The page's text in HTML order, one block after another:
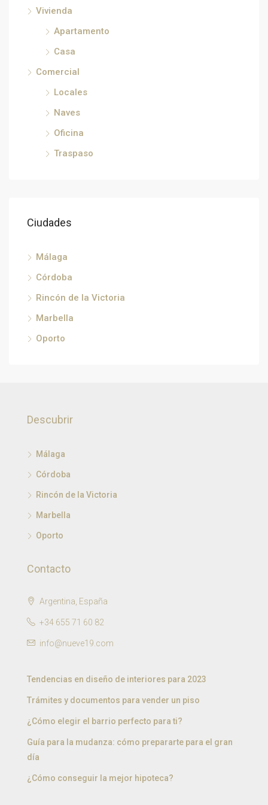
Vivienda
Apartamento
Casa
Comercial
Locales
Naves
Oficina
Traspaso
Ciudades
Málaga
Córdoba
Rincón de la Victoria
Marbella
Oporto
Descubrir
Málaga
Córdoba
Rincón de la Victoria
Marbella
Oporto
Contacto
Argentina, España
+34 655 71 60 82
info@nueve19.com
Tendencias en diseño de interiores para 2023
Trámites y documentos para vender un piso
¿Cómo elegir el barrio perfecto para ti?
Guía para la mudanza: cómo prepararte para el gran
día
¿Cómo conseguir la mejor hipoteca?